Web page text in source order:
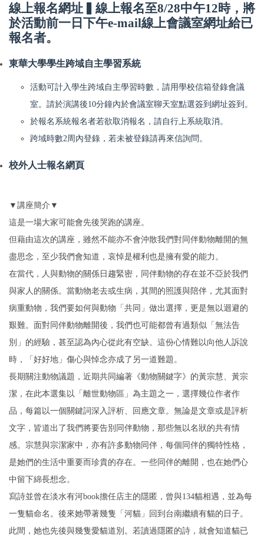
線上報名網址▍線上報名至8/28中午12時， 將
於活動前一日下午e-mail線上會議室網址給已
報名者。
東華大學學生跨域自主學習系統
活動可計入學生跨域自主學習時數，請用學校信箱登錄會議
室。請於演講後10分鐘內於會議室聊天室點選簽到網址簽到。
於報名系統報名者若欲取消報名，請自行上系統取消。
跨域時數2周內登錄，若未被登錄請再來信詢問。
校外人士報名網頁
▼講座簡介▼
這是一場大家可能會先後哭跑的講座。
但藉由這次的講座，雖然不能亦不會沖散我們對同伴動物離開的無
盡思念，至少我們會知道，哀悼是權利也是擁有愛的能力。
在當代，人與動物的關係日趨緊密，同伴動物的存在並不亞於我們
與家人的關係。當動物老去或生病，其間的照護與陪伴，尤其面對
病重動物，我們要如何與動物「共同」做出選擇，更是無以迴避的
艱難。面對同伴動物離開後，我們也可能都曾有過類似「無法告
別」的經驗，甚至認為內心從此有空缺。這份心情難以向他人訴說
時，「好好地」傷心與悼念亦成了另一道難題。
長期關注動物議題，近期共同編著《動物關鍵字》的黃宗慧、黃宗
潔，在此本選集以「離世動物區」為主題之一，選擇幾位作者作
品，每篇以一個關鍵詞深入評析、回應文章。無論是文章或是評析
文字，皆道出了我們將要告別同伴動物，那些無以名狀的共有情
感。宗慧與宗潔家中，亦有許多動物同伴，每個同伴的獨特性格，
是她們的生活中重要而珍貴的存在。一些同伴的離開，也在她們心
中留下綿長想念。
寫詩並曾在淡水有河book擔任店主的隱匿，曾與134貓相遇，並為每
一隻貓命名。後來她帶著幾隻「河貓」回到台南繼續有貓的日子。
此間，她也先後與幾隻愛貓道別。若讀過隱匿的詩，就會知道貓已